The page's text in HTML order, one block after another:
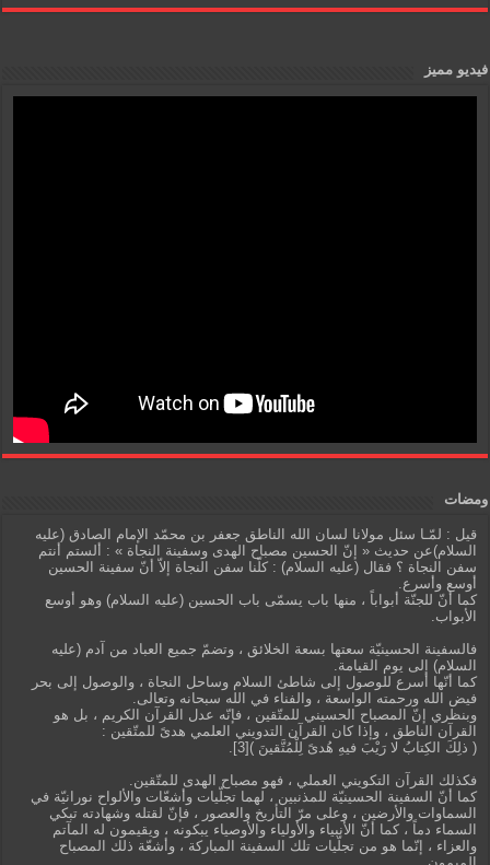
فيديو مميز
ومضات
قيل : لمّـا سئل مولانا لسان الله الناطق جعفر بن محمّد الإمام الصادق (عليه
السلام)عن حديث « إنّ الحسين مصباح الهدى وسفينة النجاة » : ألستم أنتم
سفن النجاة ؟ فقال (عليه السلام) : كلّنا سفن النجاة إلاّ أنّ سفينة الحسين
أوسع وأسرع.
كما أنّ للجنّة أبواباً ، منها باب يسمّى باب الحسين (عليه السلام) وهو أوسع
الأبواب.
فالسفينة الحسينيّة سعتها بسعة الخلائق ، وتضمّ جميع العباد من آدم (عليه
السلام) إلى يوم القيامة.
كما أنّها أسرع للوصول إلى شاطئ السلام وساحل النجاة ، والوصول إلى بحر
فيض الله ورحمته الواسعة ، والفناء في الله سبحانه وتعالى.
وبنظري إنّ المصباح الحسيني للمتّقين ، فإنّه عدل القرآن الكريم ، بل هو
القرآن الناطق ، وإذا كان القرآن التدويني العلمي هدىً للمتّقين :
( ذلِكَ الكِتابُ لا رَيْبَ فيهِ هُدىً لِلْمُتَّقينَ )[3].
فكذلك القرآن التكويني العملي ، فهو مصباح الهدى للمتّقين.
كما أنّ السفينة الحسينيّة للمذنبين ، لهما تجلّيات وأشعّات والألواح نورانيّة في
السماوات والأرضين ، وعلى مرّ التأريخ والعصور ، فإنّ لقتله وشهادته تبكي
السماء دماً ، كما أنّ الأنبياء والأولياء والأوصياء يبكونه ، ويقيمون له المآتم
والعزاء ، إنّما هو من تجلّيات تلك السفينة المباركة ، وأشعّة ذلك المصباح